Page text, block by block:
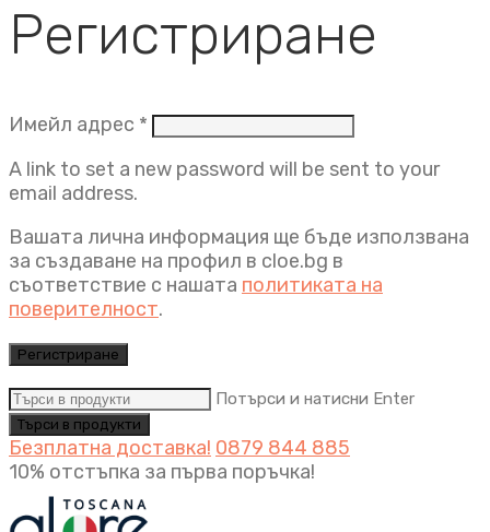
Регистриране
Имейл адрес * Задължително
A link to set a new password will be sent to your
email address.
Вашата лична информация ще бъде използвана
за създаване на профил в cloe.bg в
съответствие с нашата политиката на
поверителност.
Регистриране
Потърси и натисни Enter
Безплатна доставка! 0879 844 885
10% отстъпка за първа поръчка!